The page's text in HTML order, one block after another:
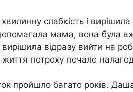
слабкість і
мама, вона була
відразу вийти на
життя потроху почало
пройшло багато років.